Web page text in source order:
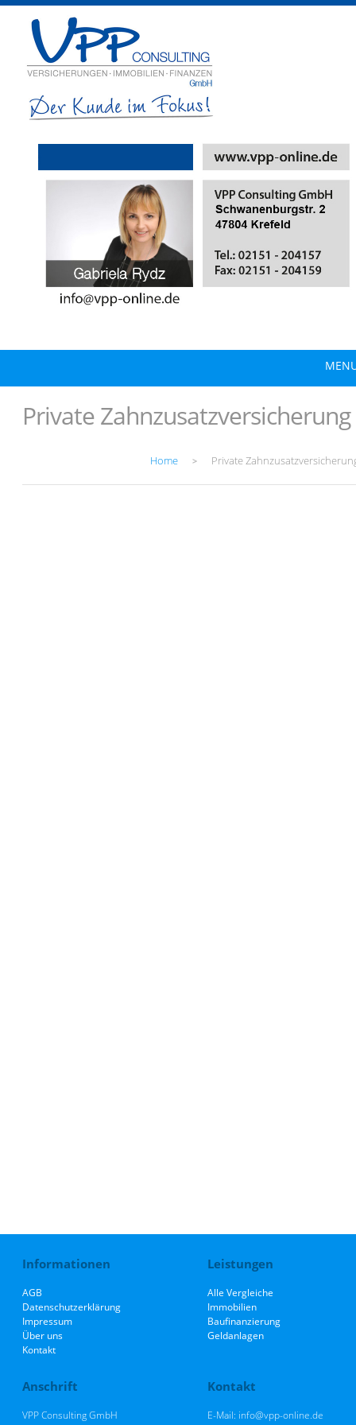
Private Zahnzusatzversicherung
Home > Private
Informationen
AGB
Datenschutzerklärung
Impressum
Über uns
Kontakt
Leistungen
Alle Vergleiche
Immobilien
Baufinanzierung
Geldanlagen
Anschrift
VPP Consulting GmbH
Kontakt
E-Mail: info@vpp-online.de